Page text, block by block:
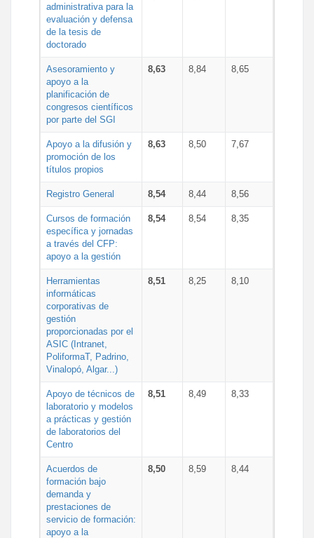
administrativa para la
evaluación y defensa
de la tesis de
doctorado
Asesoramiento y
apoyo a la
planificación de
congresos científicos
por parte del SGI
8,63 8,84 8,65
Apoyo a la difusión y
promoción de los
títulos propios
8,63 8,50 7,67
Registro General 8,54 8,44 8,56
Cursos de formación
específica y jornadas
a través del CFP:
apoyo a la gestión
8,54 8,54 8,35
Herramientas
informáticas
corporativas de
gestión
proporcionadas por el
ASIC (Intranet,
PoliformaT, Padrino,
Vinalopó, Algar...)
8,51 8,25 8,10
Apoyo de técnicos de
laboratorio y modelos
a prácticas y gestión
de laboratorios del
Centro
8,51 8,49 8,33
Acuerdos de
formación bajo
demanda y
prestaciones de
servicio de formación:
apoyo a la
8,50 8,59 8,44